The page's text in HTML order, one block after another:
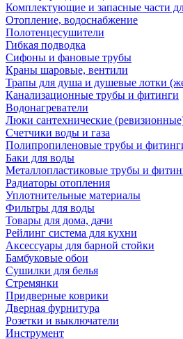
Комплектующие и запасные части
Отопление, водоснабжение
Полотенцесушители
Гибкая подводка
Сифоны и фановые трубы
Краны шаровые, вентили
Трапы для душа и душевые лотки
Канализационные трубы и фитинги
Водонагреватели
Люки сантехнические
Счетчики воды и газа
Полипропиленовые трубы и
Баки для воды
Металлопластиковые трубы и
Радиаторы отопления
Уплотнительные материалы
Фильтры для воды
Товары для дома, дачи
Рейлинг система для кухни
Аксессуары для барной стойки
Бамбуковые обои
Сушилки для белья
Стремянки
Придверные коврики
Дверная фурнитура
Розетки и выключатели
Инструмент